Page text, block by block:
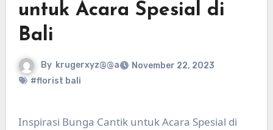
untuk Acara Spesial di
Bali
By krugerxyz@@a
November 22, 2023
#florist bali
Inspirasi Bunga Cantik untuk Acara Spesial di